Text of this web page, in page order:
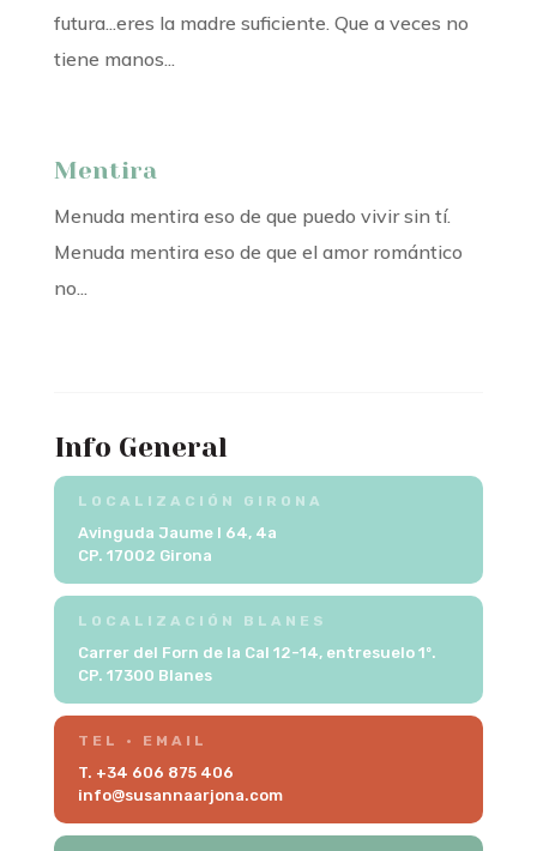
futura...eres la madre suficiente. Que a veces no
tiene manos...
Mentira
Menuda mentira eso de que puedo vivir sin tí.
Menuda mentira eso de que el amor romántico
no...
Info General
LOCALIZACIÓN GIRONA
Avinguda Jaume I 64, 4a
CP. 17002 Girona
LOCALIZACIÓN BLANES
Carrer del Forn de la Cal 12-14, entresuelo 1º.
CP. 17300 Blanes
TEL · EMAIL
T. +34 606 875 406
info@susannaarjona.com